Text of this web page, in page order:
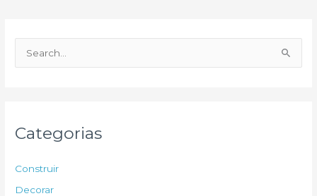
e
Categorias
Construir
Decorar